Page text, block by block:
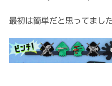
最初は簡単だと思ってました